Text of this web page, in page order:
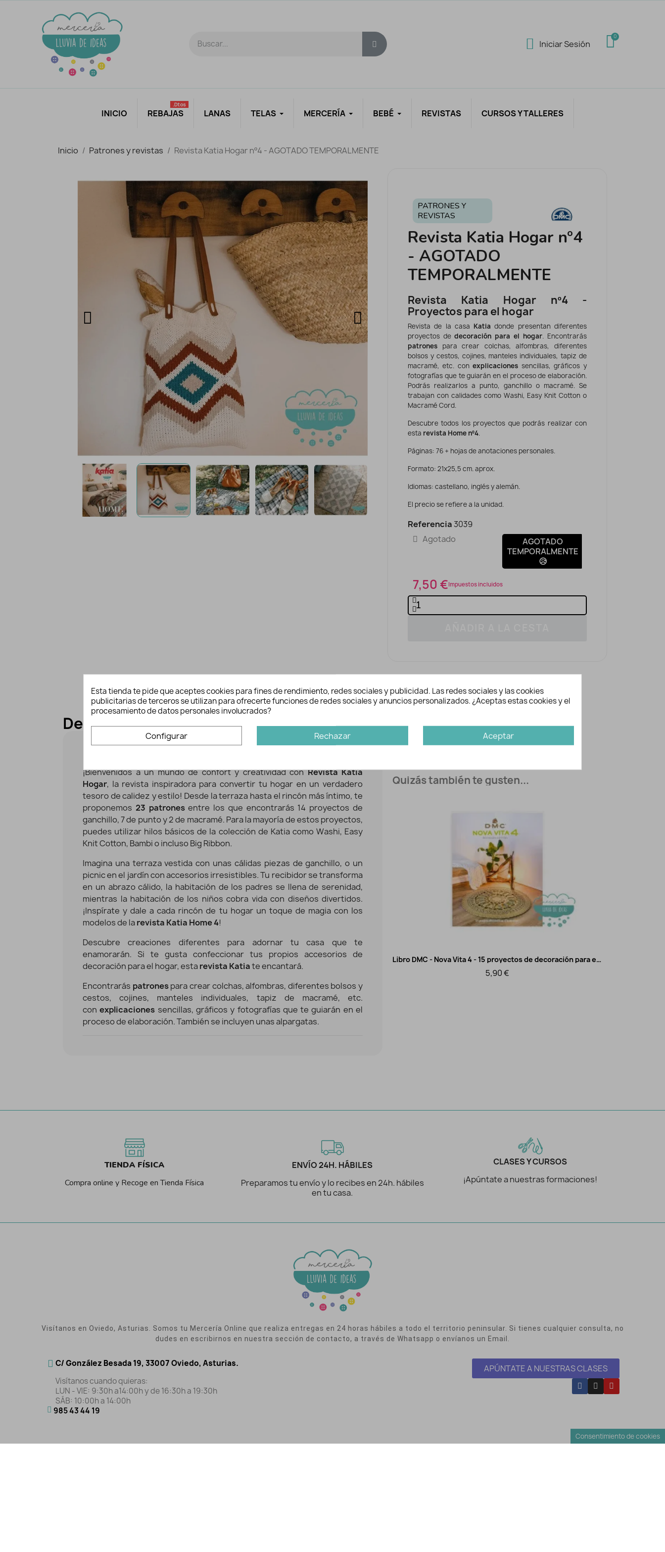
Iniciar Sesión
INICIO REBAJAS
.dtos
LANAS TELAS MERCERÍA BEBÉ REVISTAS CURSOS Y TALLERES
Inicio Patrones y revistas Revista Katia Hogar nº4 - AGOTADO TEMPORALMENTE
PATRONES Y
REVISTAS
Revista Katia Hogar nº4
- AGOTADO
TEMPORALMENTE
Revista Katia Hogar nº4 -
Proyectos para el hogar
Revista de la casa Katia donde presentan diferentes
proyectos de decoración para el hogar. Encontrarás
patrones para crear colchas, alfombras, diferentes
bolsos y cestos, cojines, manteles individuales, tapiz de
macramé, etc. con explicaciones sencillas, gráficos y
fotografías que te guiarán en el proceso de elaboración.
Podrás realizarlos a punto, ganchillo o macramé. Se
trabajan con calidades como Washi, Easy Knit Cotton o
Macramé Cord.
Descubre todos los proyectos que podrás realizar con
esta revista Home nº4.
Páginas: 76 + hojas de anotaciones personales.
Formato: 21x25,5 cm. aprox.
Idiomas: castellano, inglés y alemán.
El precio se refiere a la unidad.
Referencia 3039
Agotado
AGOTADO
TEMPORALMENTE
😥
7,50 €Impuestos incluidos
Descripción y detalles
¡Bienvenidos a un mundo de confort y creatividad con Revista Katia
Hogar, la revista inspiradora para convertir tu hogar en un verdadero
tesoro de calidez y estilo! Desde la terraza hasta el rincón más íntimo, te
proponemos 23 patronesentre los que encontrarás 14 proyectos de
ganchillo, 7 de punto y 2 de macramé. Para la mayoría de estos proyectos,
puedes utilizar hilos básicos de la colección de Katia como Washi, Easy
Knit Cotton, Bambi o incluso Big Ribbon.
Imagina una terraza vestida con unas cálidas piezas de ganchillo, o un
picnic en el jardín con accesorios irresistibles. Tu recibidor se transforma
en un abrazo cálido, la habitación de los padres se llena de serenidad,
mientras la habitación de los niños cobra vida con diseños divertidos.
¡Inspírate y dale a cada rincón de tu hogar un toque de magia con los
modelos de larevista Katia Home 4!
Descubre creaciones diferentes para adornar tu casa que te
enamorarán. Si te gusta confeccionar tus propios accesorios de
decoración para el hogar, estarevista Katiate encantará.
Encontrarás patronespara crear colchas, alfombras, diferentes bolsos y
cestos, cojines, manteles individuales, tapiz de macramé, etc.
conexplicaciones sencillas, gráficos y fotografías que te guiarán en el
proceso de elaboración. También se incluyen unas alpargatas.
Información adicional
Quizás también te gusten...
Vista rápida Libro DMC - Nova Vita 4 - 14 proyectos de decoración para el hogar Vista rápida
Agotado
Vista rápida Libro DMC - Nova Vita 4 - 15 proyectos de decoración para el hogar
5,90 €
TIENDA FÍSICA
Compra online y Recoge en Tienda Física
ENVÍO 24H. HÁBILES
Preparamos tu envío y lo recibes en 24h. hábiles
en tu casa.
CLASES Y CURSOS
¡Apúntate a nuestras formaciones!
Visítanos en Oviedo, Asturias. Somos tu Mercería Online que realiza entregas en 24 horas hábiles a todo el territorio peninsular. Si tienes cualquier consulta, no
dudes en escribirnos en nuestra sección de contacto, a través de Whatsapp o envíanos un Email.
C/ González Besada 19, 33007 Oviedo, Asturias.
Visítanos cuando quieras:
LUN - VIE: 9:30h a14:00h y de 16:30h a 19:30h
SÁB: 10:00h a 14:00h
985 43 44 19
APÚNTATE A NUESTRAS CLASES
Esta tienda te pide que aceptes cookies para fines de rendimiento, redes sociales y publicidad. Las redes sociales y las cookies
publicitarias de terceros se utilizan para ofrecerte funciones de redes sociales y anuncios personalizados. ¿Aceptas estas cookies y el
procesamiento de datos personales involucrados?
Configurar Rechazar Aceptar
Consentimiento de cookies